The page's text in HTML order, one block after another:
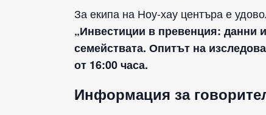
За екипа на Ноу-хау центъра е
„Инвестиции в превенция: данни
семействата. Опитът на
от 16:00 часа.
Информация за